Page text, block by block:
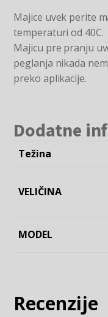
Majice uvek perite
temperaturi od 40C.
Majicu pre pranju
peglanja nikada
preko aplikacije.
Dodatne
Težina
VELIČINA
MODEL
Recenzije